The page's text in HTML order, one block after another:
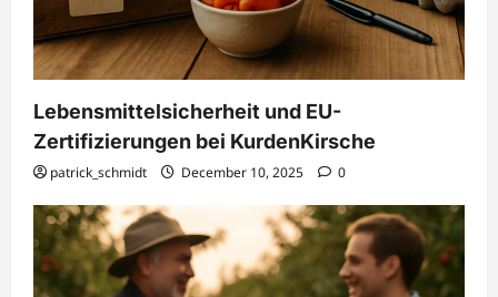
Lebensmittelsicherheit und EU-
Zertifizierungen bei KurdenKirsche
patrick_schmidt December 10, 2025 0